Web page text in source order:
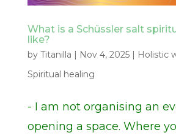
What is a Schüssler salt
like?
by Titanilla | Nov 4, 2025| Holistic
Spiritual healing
- I am not organising an
opening a space. Where